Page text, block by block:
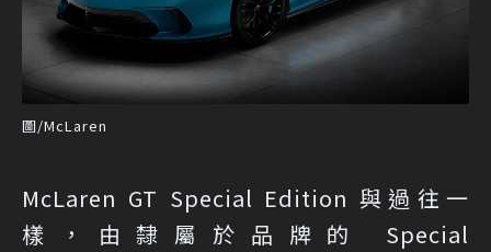
圖/McLaren
McLaren GT Special Edition 與過往一
樣，由隸屬於品牌的 Special